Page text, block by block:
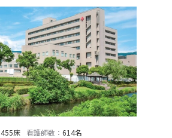
455床 看護師数： 614名